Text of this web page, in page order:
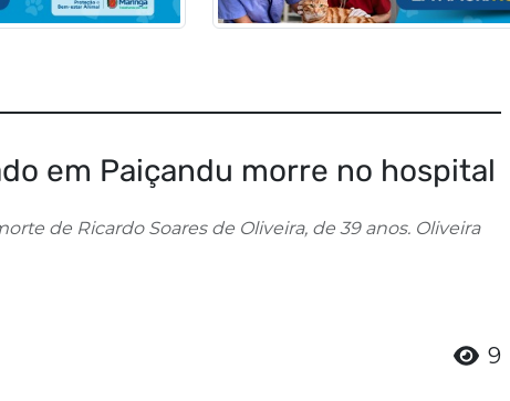
em Paiçandu morre no hospital
de Ricardo Soares de Oliveira, de 39 anos. Oliveira
9